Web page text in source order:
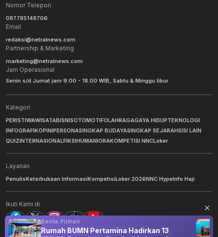
Nomor Telepon
087785148706
Email
redaksi@netralnews.com
Partnership & Marketing
marketing@netralnews.com
Jam Operasional
Senin s/d Jumat jam 9.00 - 18.00 WIB, Sabtu & Minggu libur
Kategori
PERISTIWAWISATABISNISOTOMOTIFOLAHRAGAGAYA HIDUPTEKNOLOGI
INFOGRAFIKOPINIPERSONASINGKAP BUDAYASINGKAP SEJARAHSISI LAIN
QUIZINTERNASIONALFIKSIHUMANIORAKOMPETISI NNCLoker
Layanan
PenulisKeterbukaan InformasiKompetisiLoker 2026NNC HypeInfo Haji
Ikuti Kami di
Berita Pilihan
Rumah BUMN Pertamina Hadirkan 13